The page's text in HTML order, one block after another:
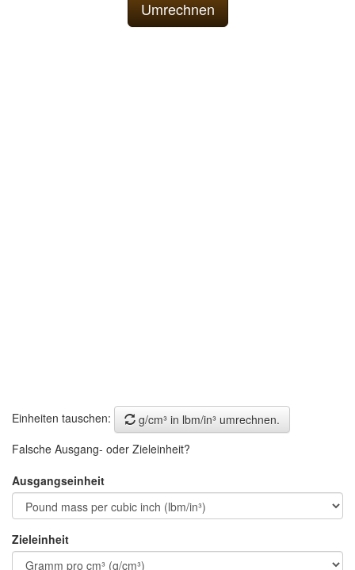
Einheiten tauschen:
g/cm³ in lbm/in³ umrechnen.
Falsche Ausgang- oder Zieleinheit?
Ausgangseinheit
Zieleinheit